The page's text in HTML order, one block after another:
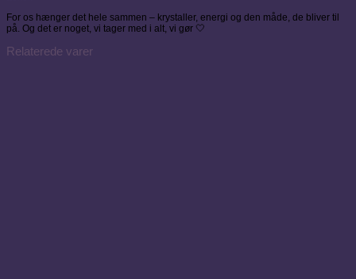
For os hænger det hele sammen – krystaller, energi og den måde, de bliver til
på. Og det er noget, vi tager med i alt, vi gør 🤍
Relaterede varer